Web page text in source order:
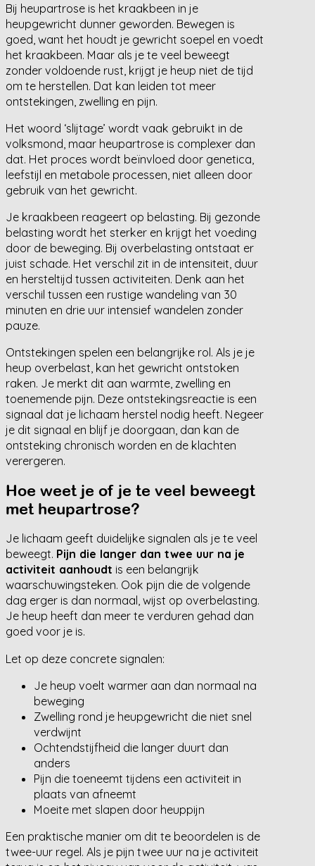
Bij heupartrose is het kraakbeen in je
heupgewricht dunner geworden. Bewegen is
goed, want het houdt je gewricht soepel en voedt
het kraakbeen. Maar als je te veel beweegt
zonder voldoende rust, krijgt je heup niet de tijd
om te herstellen. Dat kan leiden tot meer
ontstekingen, zwelling en pijn.
Het woord ‘slijtage’ wordt vaak gebruikt in de
volksmond, maar heupartrose is complexer dan
dat. Het proces wordt beïnvloed door genetica,
leefstijl en metabole processen, niet alleen door
gebruik van het gewricht.
Je kraakbeen reageert op belasting. Bij gezonde
belasting wordt het sterker en krijgt het voeding
door de beweging. Bij overbelasting ontstaat er
juist schade. Het verschil zit in de intensiteit, duur
en hersteltijd tussen activiteiten. Denk aan het
verschil tussen een rustige wandeling van 30
minuten en drie uur intensief wandelen zonder
pauze.
Ontstekingen spelen een belangrijke rol. Als je je
heup overbelast, kan het gewricht ontstoken
raken. Je merkt dit aan warmte, zwelling en
toenemende pijn. Deze ontstekingsreactie is een
signaal dat je lichaam herstel nodig heeft. Negeer
je dit signaal en blijf je doorgaan, dan kan de
ontsteking chronisch worden en de klachten
verergeren.
Hoe weet je of je te veel beweegt
met heupartrose?
Je lichaam geeft duidelijke signalen als je te veel
beweegt. Pijn die langer dan twee uur na je
activiteit aanhoudt is een belangrijk
waarschuwingsteken. Ook pijn die de volgende
dag erger is dan normaal, wijst op overbelasting.
Je heup heeft dan meer te verduren gehad dan
goed voor je is.
Let op deze concrete signalen:
Je heup voelt warmer aan dan normaal na
beweging
Zwelling rond je heupgewricht die niet snel
verdwijnt
Ochtendstijfheid die langer duurt dan
anders
Pijn die toeneemt tijdens een activiteit in
plaats van afneemt
Moeite met slapen door heuppijn
Een praktische manier om dit te beoordelen is de
twee-uur regel. Als je pijn twee uur na je activiteit